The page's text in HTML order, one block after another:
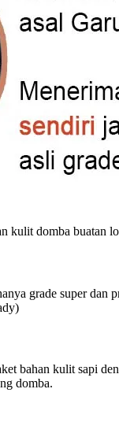
kulit domba buatan
grade super dan
bahan kulit sapi
domba.